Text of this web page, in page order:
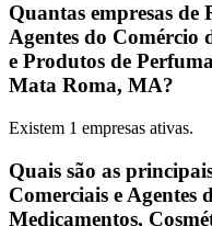
Quantas empresas de
Agentes do Comércio
e Produtos de
Mata Roma, MA?
Existem 1 empresas ativas.
Quais são as
Comerciais e Agentes
Medicamentos,